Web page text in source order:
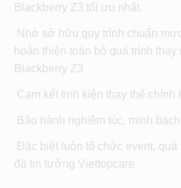
Blackberry Z3 tối ưu nhất.
Nhờ sở hữu quy trình chuẩn
hoàn thiện toàn bộ quá trình
Blackberry Z3
Cam kết linh kiện thay thế chính
Bảo hành nghiêm túc, minh
Đặc biệt luôn tổ chức event, quà
đã tin tưởng Viettopcare